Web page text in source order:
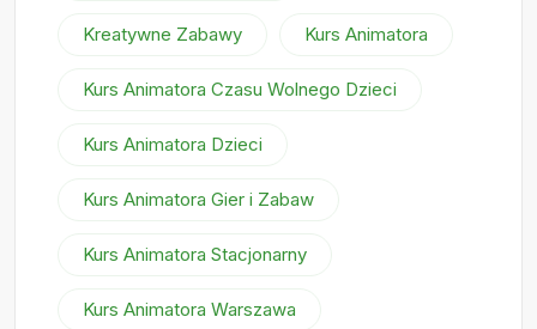
Kreatywne Zabawy Kurs Animatora
Kurs Animatora Czasu Wolnego Dzieci
Kurs Animatora Dzieci
Kurs Animatora Gier i Zabaw
Kurs Animatora Stacjonarny
Kurs Animatora Warszawa